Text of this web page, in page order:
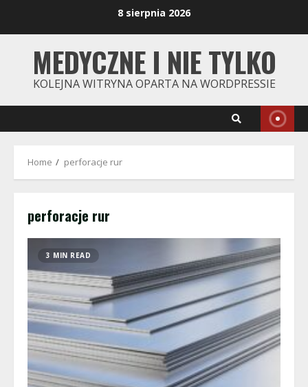
8 sierpnia 2026
MEDYCZNE I NIE TYLKO
KOLEJNA WITRYNA OPARTA NA WORDPRESSIE
Home perforacje rur
perforacje rur
3 MIN READ